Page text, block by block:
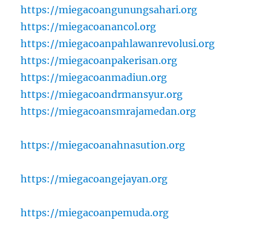
https://miegacoangunungsahari.org
https://miegacoanancol.org
https://miegacoanpahlawanrevolusi.org
https://miegacoanpakerisan.org
https://miegacoanmadiun.org
https://miegacoandrmansyur.org
https://miegacoansmrajamedan.org
https://miegacoanahnasution.org
https://miegacoangejayan.org
https://miegacoanpemuda.org